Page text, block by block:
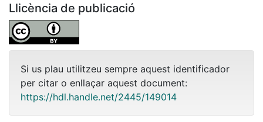
Llicència de publicació
Si us plau utilitzeu sempre aquest identificador
per citar o enllaçar aquest document:
https://hdl.handle.net/2445/149014